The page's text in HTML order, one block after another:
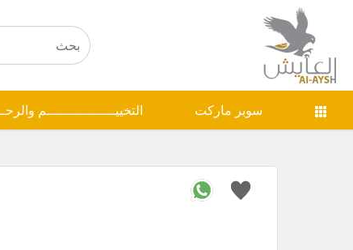
سوبر ماركت التخييـــــــــــــــــم